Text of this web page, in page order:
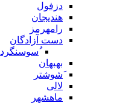
دزفول
هندیجان
رامهرمز
دست آزادگان
ُسوسنگرد
بهبهان
َشوشتر
لالی
ماهشهر